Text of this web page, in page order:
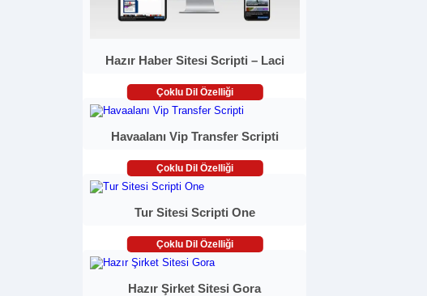
Hazır Haber Sitesi Scripti – Laci
Çoklu Dil Özelliği
Havaalanı Vip Transfer Scripti
Çoklu Dil Özelliği
Tur Sitesi Scripti One
Çoklu Dil Özelliği
Hazır Şirket Sitesi Gora